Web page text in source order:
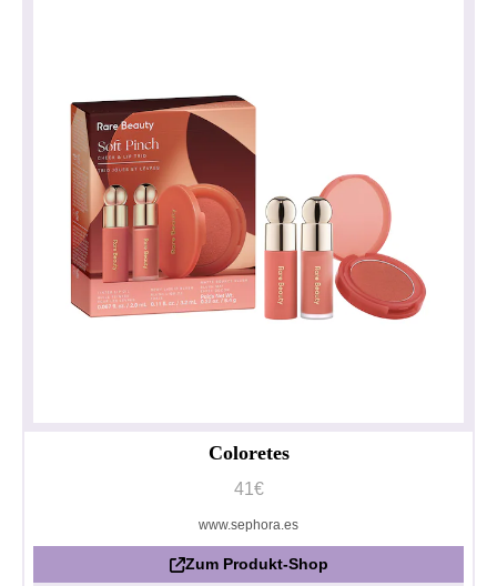
Coloretes
41€
www.sephora.es
Zum Produkt-Shop
Datenschutzerklärung